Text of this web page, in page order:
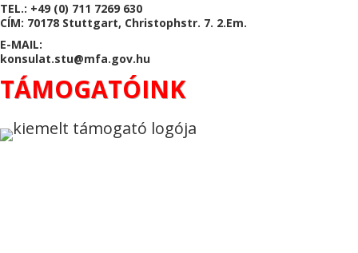
TEL.: +49 (0) 711 7269 630
CÍM: 70178 Stuttgart, Christophstr. 7. 2.Em.
E-MAIL:
konsulat.stu@mfa.gov.hu
TÁMOGATÓINK